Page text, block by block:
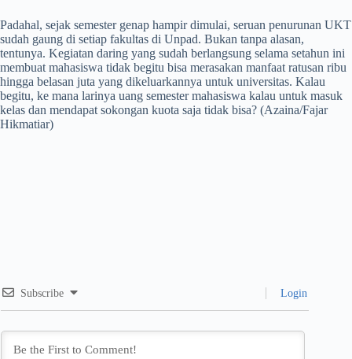
Padahal, sejak semester genap hampir dimulai, seruan penurunan UKT
sudah gaung di setiap fakultas di Unpad. Bukan tanpa alasan,
tentunya. Kegiatan daring yang sudah berlangsung selama setahun ini
membuat mahasiswa tidak begitu bisa merasakan manfaat ratusan ribu
hingga belasan juta yang dikeluarkannya untuk universitas. Kalau
begitu, ke mana larinya uang semester mahasiswa kalau untuk masuk
kelas dan mendapat sokongan kuota saja tidak bisa? (Azaina/Fajar
Hikmatiar)
Subscribe Login